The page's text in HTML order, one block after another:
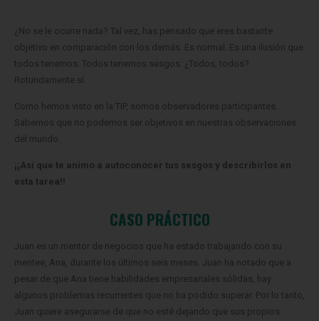
¿No se le ocurre nada? Tal vez, has pensado que eres bastante
objetivo en comparación con los demás. Es normal. Es una ilusión que
todos tenemos. Todos tenemos sesgos. ¿Todos, todos?
Rotundamente sí.
Como hemos visto en la TIP, somos observadores participantes.
Sabemos que no podemos ser objetivos en nuestras observaciones
del mundo.
¡¡Así que te animo a autoconocer tus sesgos y describirlos en
esta tarea!!
CASO PRÁCTICO
Juan es un mentor de negocios que ha estado trabajando con su
mentee, Ana, durante los últimos seis meses. Juan ha notado que a
pesar de que Ana tiene habilidades empresariales sólidas, hay
algunos problemas recurrentes que no ha podido superar. Por lo tanto,
Juan quiere asegurarse de que no esté dejando que sus propios